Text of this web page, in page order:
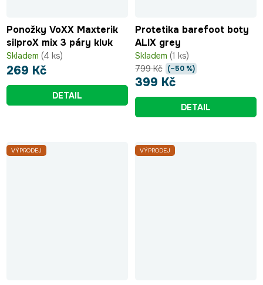
Ponožky VoXX Maxterik
silproX mix 3 páry kluk
Skladem (4 ks)
269 Kč
DETAIL
Protetika barefoot boty
ALIX grey
Skladem (1 ks)
399 Kč
799 Kč (–50 %)
DETAIL
VÝPRODEJ VÝPRODEJ